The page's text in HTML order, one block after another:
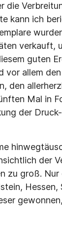
die
kann ich
verkauft,
guten
vor allem
den
Mal in
der
der
zu groß. Nur
Hessen,